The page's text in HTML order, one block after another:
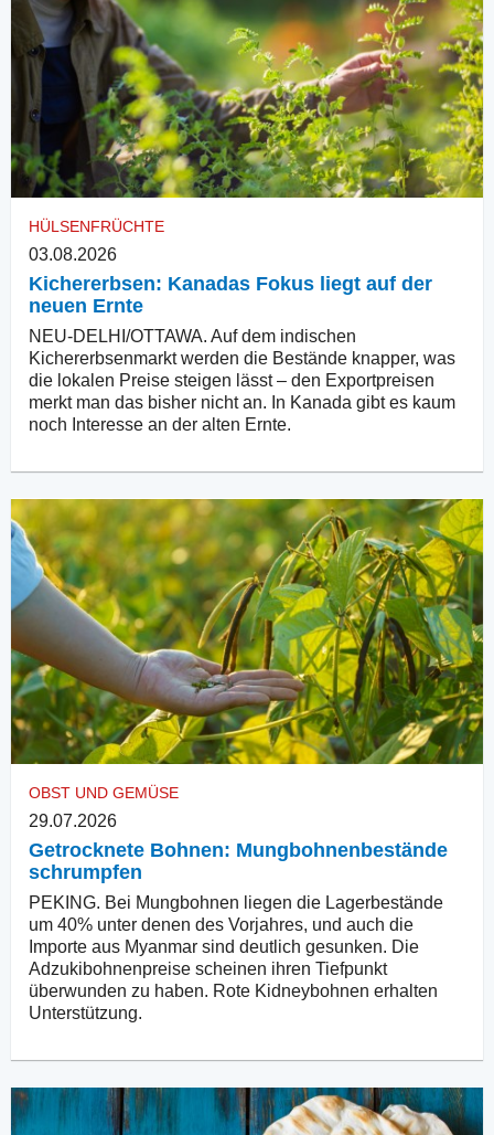
HÜLSENFRÜCHTE
03.08.2026
Kichererbsen: Kanadas Fokus liegt auf der
neuen Ernte
NEU-DELHI/OTTAWA. Auf dem indischen
Kichererbsenmarkt werden die Bestände knapper, was
die lokalen Preise steigen lässt – den Exportpreisen
merkt man das bisher nicht an. In Kanada gibt es kaum
noch Interesse an der alten Ernte.
OBST UND GEMÜSE
29.07.2026
Getrocknete Bohnen: Mungbohnenbestände
schrumpfen
PEKING. Bei Mungbohnen liegen die Lagerbestände
um 40% unter denen des Vorjahres, und auch die
Importe aus Myanmar sind deutlich gesunken. Die
Adzukibohnenpreise scheinen ihren Tiefpunkt
überwunden zu haben. Rote Kidneybohnen erhalten
Unterstützung.